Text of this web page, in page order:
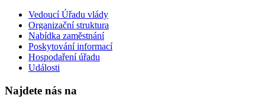
Vedoucí Úřadu vlády
Organizační struktura
Nabídka zaměstnání
Poskytování informací
Hospodaření úřadu
Události
Najdete nás na